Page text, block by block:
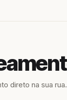
direto na sua rua.